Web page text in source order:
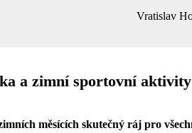
Vratislav
a zimní sportovní aktivity
měsících skutečný ráj pro